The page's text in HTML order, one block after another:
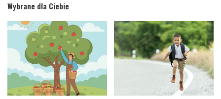
Wybrane dla Ciebie